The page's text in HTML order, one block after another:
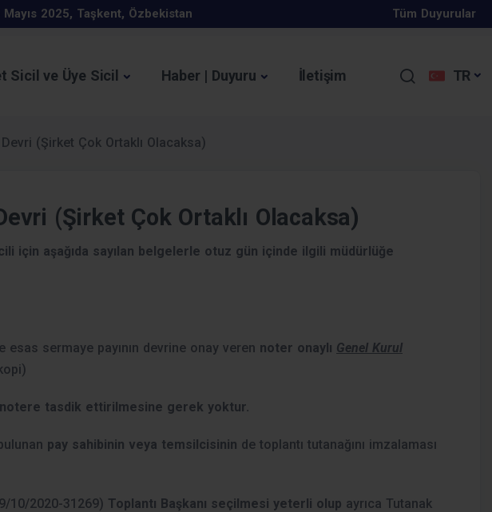
Destek Programı
UYGULAMASI ZORUNLU OLMUŞTUR.
Programı
Destekleri Eğitim Programı Hakkında
Dönem Başvuruları Başladı
Tüm Duyurular
Sicil ve Üye Sicil Haber | Duyuru İletişim TR
(Şirket Çok Ortaklı Olacaksa)
(Şirket Çok Ortaklı Olacaksa)
için aşağıda sayılan belgelerle otuz gün içinde ilgili müdürlüğe
sermaye payının devrine onay veren noter onaylı Genel Kurul
notere tasdik ettirilmesine gerek yoktur.
pay sahibinin veya temsilcisinin de toplantı tutanağını imzalaması
10/2020-31269) Toplantı Başkanı seçilmesi yeterli olup ayrıca Tutanak